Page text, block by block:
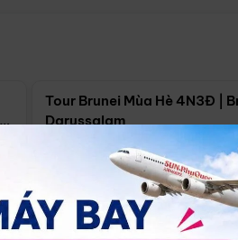
Tour Brunei Mùa Hè 4N3Đ |
Darussalam
Hồ Chí Minh 4N3Đ
30/08 17/09 24/09